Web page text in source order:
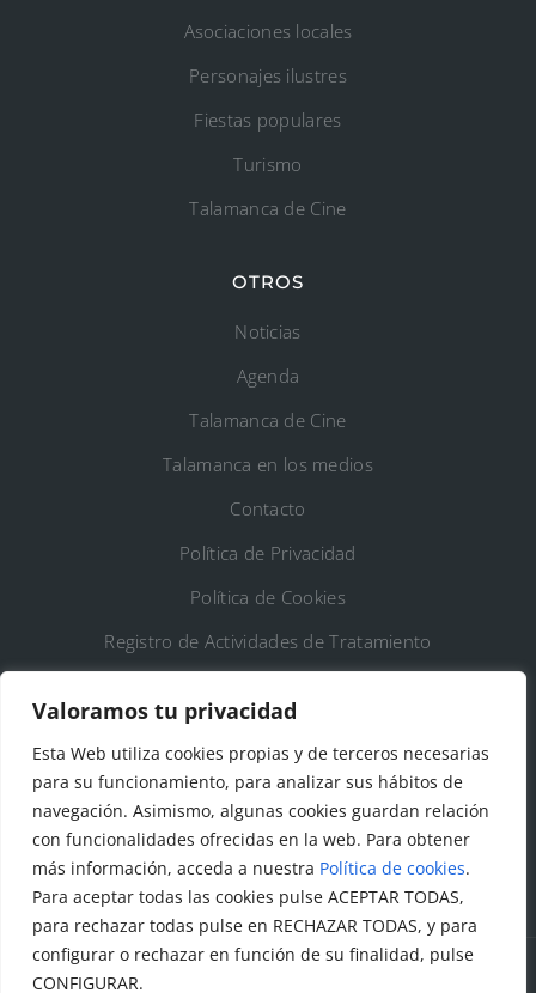
Valoramos tu privacidad
Esta Web utiliza cookies propias y de terceros necesarias
para su funcionamiento, para analizar sus hábitos de
navegación. Asimismo, algunas cookies guardan relación
con funcionalidades ofrecidas en la web. Para obtener
más información, acceda a nuestra Política de cookies.
Para aceptar todas las cookies pulse ACEPTAR TODAS,
para rechazar todas pulse en RECHAZAR TODAS, y para
configurar o rechazar en función de su finalidad, pulse
CONFIGURAR.
Asociaciones locales
Personajes ilustres
Fiestas populares
Turismo
Talamanca de Cine
OTROS
Noticias
Agenda
Talamanca de Cine
Talamanca en los medios
Contacto
Política de Privacidad
Política de Cookies
Registro de Actividades de Tratamiento
DATOS DE CONTACTO
Ayto. de Talamanca de Jarama
C/Fuente del Arca, 19 28160 Talamanca de
Jarama (Madrid)